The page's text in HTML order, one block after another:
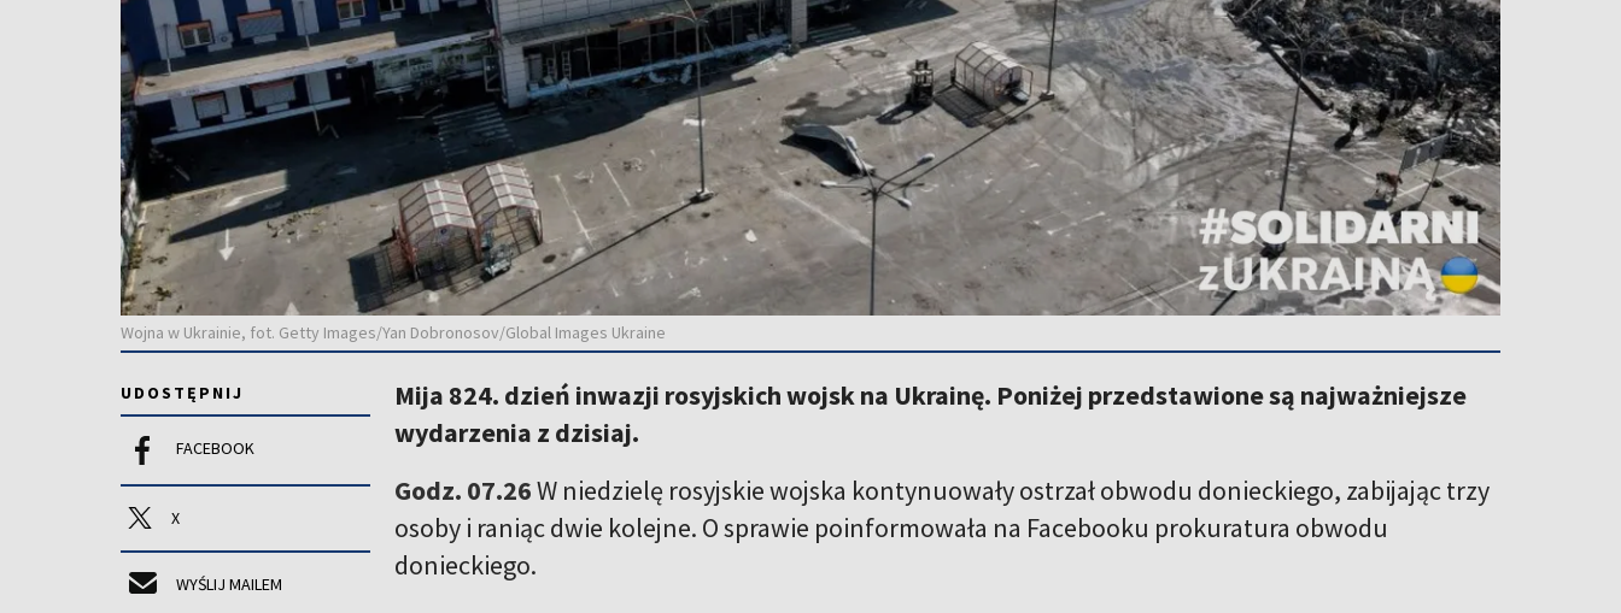
Wojna w Ukrainie, fot. Getty Images/Yan Dobronosov/Global Images Ukraine
UDOSTĘPNIJ
FACEBOOK
X
WYŚLIJ MAILEM
Mija 824. dzień inwazji rosyjskich wojsk na Ukrainę. Poniżej przedstawione są najważniejsze
wydarzenia z dzisiaj.
Godz. 07.26W niedzielę rosyjskie wojska kontynuowały ostrzał obwodu donieckiego, zabijając trzy
osoby i raniąc dwie kolejne. O sprawie poinformowała na Facebooku prokuratura obwodu
donieckiego.